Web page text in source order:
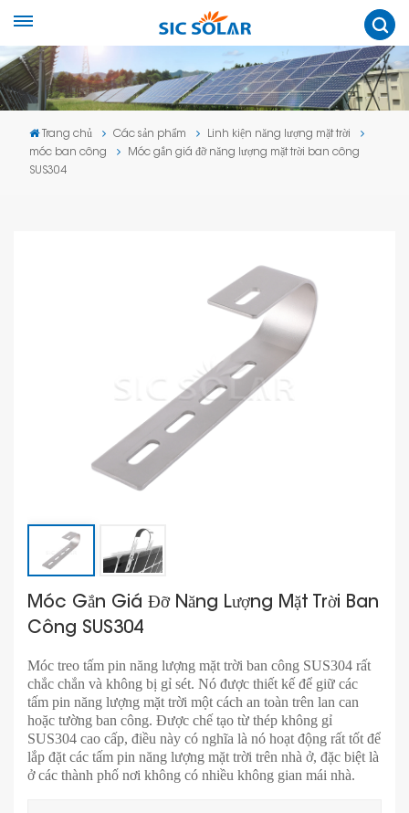
Trang chủ Các sản phẩm
Linh kiện năng lượng mặt trời
móc ban công
Móc gắn giá đỡ năng lượng mặt trời ban công
SUS304
Móc Gắn Giá Đỡ Năng Lượng Mặt Trời Ban
Công SUS304
Móc treo tấm pin năng lượng mặt trời ban công SUS304 rất
chắc chắn và không bị gỉ sét. Nó được thiết kế để giữ các
tấm pin năng lượng mặt trời một cách an toàn trên lan can
hoặc tường ban công. Được chế tạo từ thép không gỉ
SUS304 cao cấp, điều này có nghĩa là nó hoạt động rất tốt để
lắp đặt các tấm pin năng lượng mặt trời trên nhà ở, đặc biệt là
ở các thành phố nơi không có nhiều không gian mái nhà.